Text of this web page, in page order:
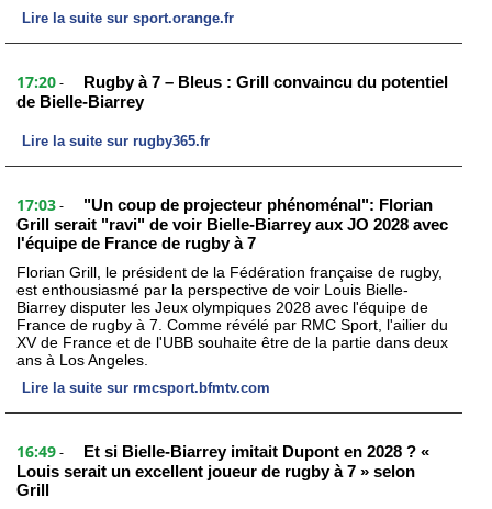
Lire la suite sur sport.orange.fr
17:20 -
Rugby à 7 – Bleus : Grill convaincu du potentiel
de Bielle-Biarrey
Lire la suite sur rugby365.fr
17:03 -
"Un coup de projecteur phénoménal": Florian
Grill serait "ravi" de voir Bielle-Biarrey aux JO 2028 avec
l'équipe de France de rugby à 7
Florian Grill, le président de la Fédération française de rugby,
est enthousiasmé par la perspective de voir Louis Bielle-
Biarrey disputer les Jeux olympiques 2028 avec l'équipe de
France de rugby à 7. Comme révélé par RMC Sport, l'ailier du
XV de France et de l'UBB souhaite être de la partie dans deux
ans à Los Angeles.
Lire la suite sur rmcsport.bfmtv.com
16:49 -
Et si Bielle-Biarrey imitait Dupont en 2028 ? «
Louis serait un excellent joueur de rugby à 7 » selon
Grill